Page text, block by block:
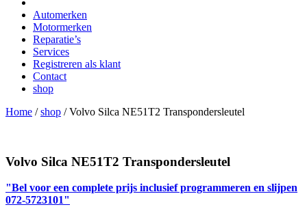
Automerken
Motormerken
Reparatie’s
Services
Registreren als klant
Contact
shop
Home /shop /Volvo Silca NE51T2 Transpondersleutel
Volvo Silca NE51T2 Transpondersleutel
"Bel voor een complete prijs inclusief programmeren en slijpen
072-5723101"